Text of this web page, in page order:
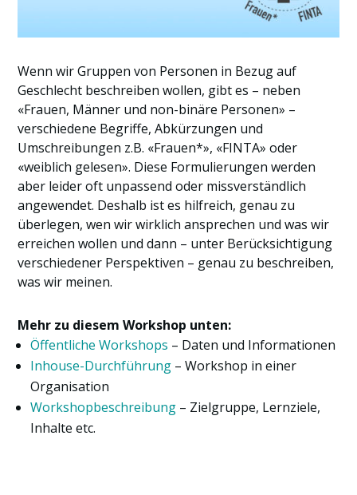
Wenn wir Gruppen von Personen in Bezug auf
Geschlecht beschreiben wollen, gibt es – neben
«Frauen, Männer und non-binäre Personen» –
verschiedene Begriffe, Abkürzungen und
Umschreibungen z.B. «Frauen*», «FINTA» oder
«weiblich gelesen». Diese Formulierungen werden
aber leider oft unpassend oder missverständlich
angewendet. Deshalb ist es hilfreich, genau zu
überlegen, wen wir wirklich ansprechen und was wir
erreichen wollen und dann – unter Berücksichtigung
verschiedener Perspektiven – genau zu beschreiben,
was wir meinen.
Mehr zu diesem Workshop unten:
Öffentliche Workshops – Daten und Informationen
Inhouse-Durchführung – Workshop in einer
Organisation
Workshopbeschreibung – Zielgruppe, Lernziele,
Inhalte etc.